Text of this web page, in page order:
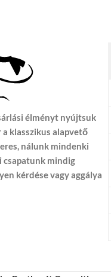
élményt nyújtsuk
klasszikus alapvető
nálunk mindenki
csapatunk mindig
kérdése vagy aggálya